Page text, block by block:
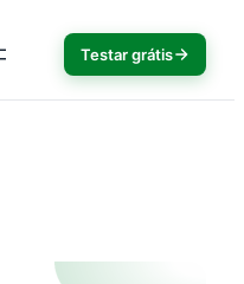
Testar grátis